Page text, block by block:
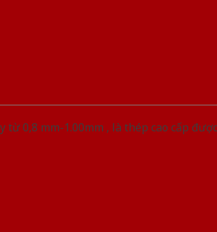
từ 0,8 mm-1.00mm , là thép cao cấp